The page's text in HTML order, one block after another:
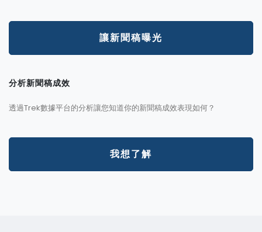
讓新聞稿曝光
分析新聞稿成效
透過Trek數據平台的分析讓您知道你的新聞稿成效表現如何？
我想了解